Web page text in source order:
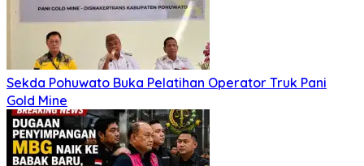
Sekda Pohuwato Buka Pelatihan Operator Truk Pani
Gold Mine